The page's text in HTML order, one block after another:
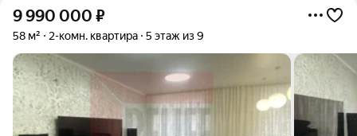
9 990 000 ₽
58 м² 2-комн. квартира 5 этаж из 9